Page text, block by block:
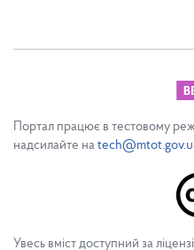
Портал працює в тестовому
надсилайте на
Увесь вміст доступний за